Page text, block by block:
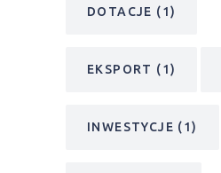
DOTACJE (1)
EKSPORT (1)
INWESTYCJE (1)